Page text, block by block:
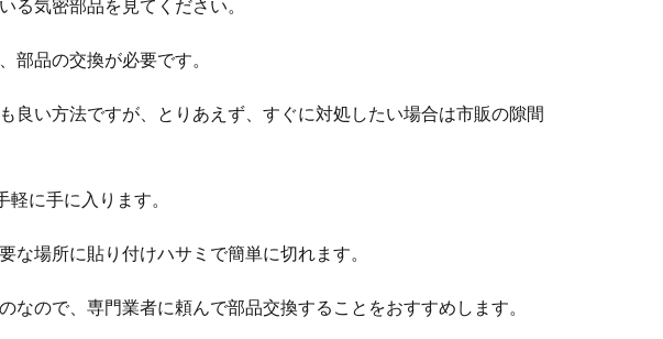
る気密部品を見てください。
部品の交換が必要です。
良い方法ですが、とりあえず、すぐに対処したい場合は市販の隙間
に手に入ります。
な場所に貼り付けハサミで簡単に切れます。
なので、専門業者に頼んで部品交換することをおすすめします。